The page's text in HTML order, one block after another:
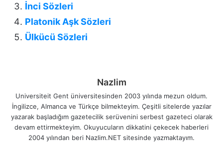
İnci Sözleri
Platonik Aşk Sözleri
Ülkücü Sözleri
Nazlim
Universiteit Gent üniversitesinden 2003 yılında mezun oldum.
İngilizce, Almanca ve Türkçe bilmekteyim. Çeşitli sitelerde yazılar
yazarak başladığım gazetecilik serüvenini serbest gazeteci olarak
devam ettirmekteyim. Okuyucuların dikkatini çekecek haberleri
2004 yılından beri Nazlim.NET sitesinde yazmaktayım.